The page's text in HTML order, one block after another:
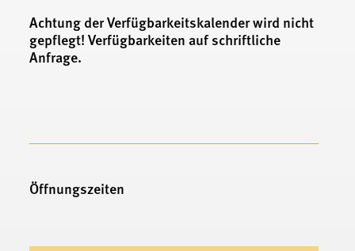
Achtung der Verfügbarkeitskalender wird nicht
gepflegt! Verfügbarkeiten auf schriftliche
Anfrage.
Öffnungszeiten